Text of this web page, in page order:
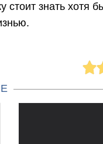
знать хотя